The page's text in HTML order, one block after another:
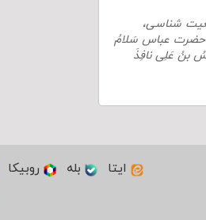
شناسی،
حضرت عباس سَلامُ
بنُ عَلِی نافِذَ
ایتا بله روبیکا